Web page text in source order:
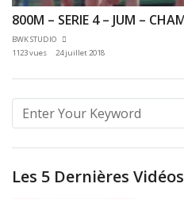
BWK STUDIO
1123 vues
24 juillet 2018
Les 5 Dernières Vidéos